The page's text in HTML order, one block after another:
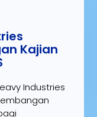
Kajian
Industries